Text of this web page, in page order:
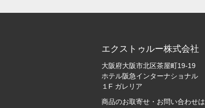
エクストゥルー株式会社
大阪府大阪市北区茶屋町19-19
ホテル阪急インターナショナル
１F ガレリア
商品のお取寄せ・お問い合わせは